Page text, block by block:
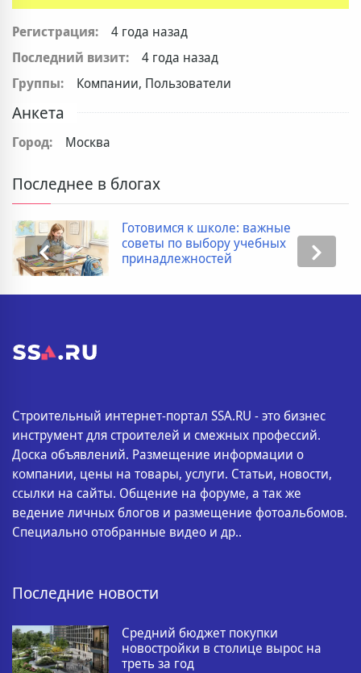
Регистрация:
4 года назад
Последний визит:
4 года назад
Группы:
Компании, Пользователи
Анкета
Город: Москва
Последнее в блогах
Готовимся к школе: важные
советы по выбору учебных
принадлежностей
Строительный интернет-портал SSA.RU - это бизнес
инструмент для строителей и смежных профессий.
Доска объявлений. Размещение информации о
компании, цены на товары, услуги. Статьи, новости,
ссылки на сайты. Общение на форуме, а так же
ведение личных блогов и размещение фотоальбомов.
Специально отобранные видео и др..
Последние новости
Средний бюджет покупки
новостройки в столице вырос на
треть за год